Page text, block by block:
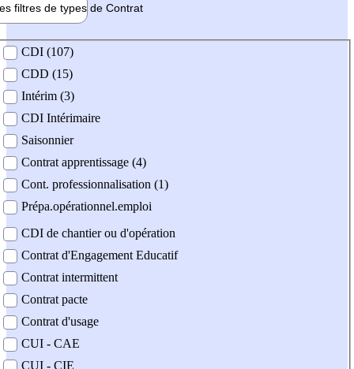
filtres de types de Contrat
contrat
CDI (107)
CDD (15)
Intérim (3)
CDI Intérimaire
Saisonnier
Contrat apprentissage (4)
Cont. professionnalisation (1)
Prépa.opérationnel.emploi
CDI de chantier ou d'opération
Contrat d'Engagement Educatif
Contrat intermittent
Contrat pacte
Contrat d'usage
CUI - CAE
CUI - CIE